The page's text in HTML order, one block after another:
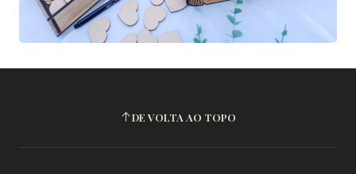
DE VOLTA AO TOPO